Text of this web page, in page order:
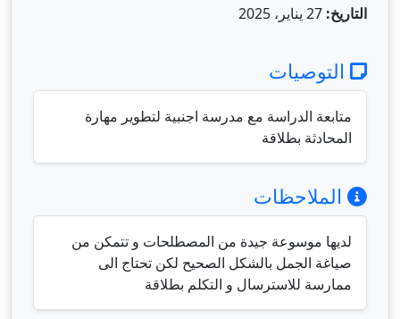
التاريخ:
التوصيات
متابعة الدراسة مع مدرسة اجنبية لتطوير مهارة
المحادثة بطلاقة
الملاحظات
لديها موسوعة جيدة من المصطلحات و تتمكن من
صياغة الجمل بالشكل الصحيح لكن تحتاج الى
ممارسة للاسترسال و التكلم بطلاقة